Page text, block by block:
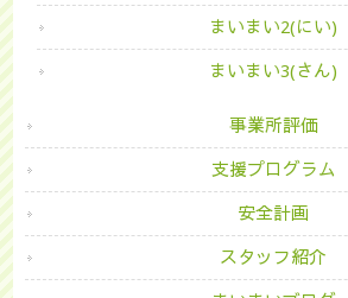
まいまい2(にい)
まいまい3(さん)
事業所評価
支援プログラム
安全計画
スタッフ紹介